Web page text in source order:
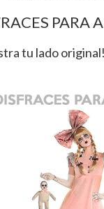
PARA
tu lado